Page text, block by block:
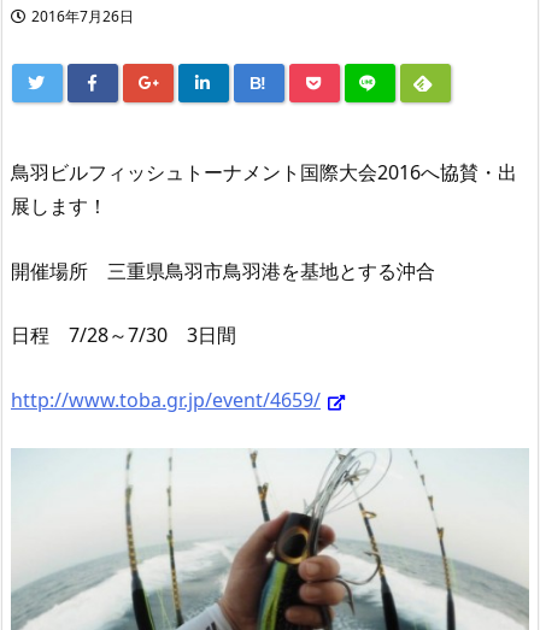
2016年7月26日
B!
鳥羽ビルフィッシュトーナメント国際大会2016へ協賛・出
展します！
開催場所 三重県鳥羽市鳥羽港を基地とする沖合
日程 7/28～7/30 3日間
http://www.toba.gr.jp/event/4659/